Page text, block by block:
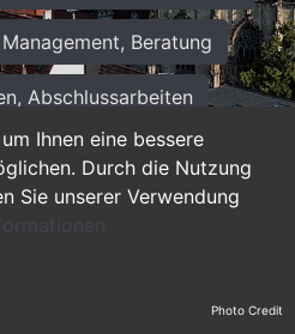
Ihnen eine bessere
Durch die Nutzung
Sie unserer Verwendung
Management, Beratung
Abschlussarbeiten
Sekretariat
Nebenjobs
duale Ausbildung Photo Credit